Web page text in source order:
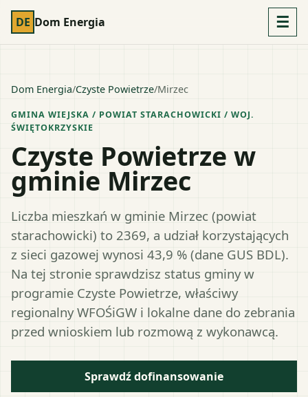
DE Dom Energia ☰
Dom Energia/Czyste Powietrze/Mirzec
GMINA WIEJSKA / POWIAT STARACHOWICKI / WOJ.
ŚWIĘTOKRZYSKIE
Czyste Powietrze w
gminie Mirzec
Liczba mieszkań w gminie Mirzec (powiat
starachowicki) to 2369, a udział korzystających
z sieci gazowej wynosi 43,9 % (dane GUS BDL).
Na tej stronie sprawdzisz status gminy w
programie Czyste Powietrze, właściwy
regionalny WFOŚiGW i lokalne dane do zebrania
przed wnioskiem lub rozmową z wykonawcą.
Sprawdź dofinansowanie